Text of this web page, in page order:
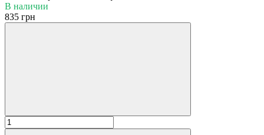
В наличии
835 грн